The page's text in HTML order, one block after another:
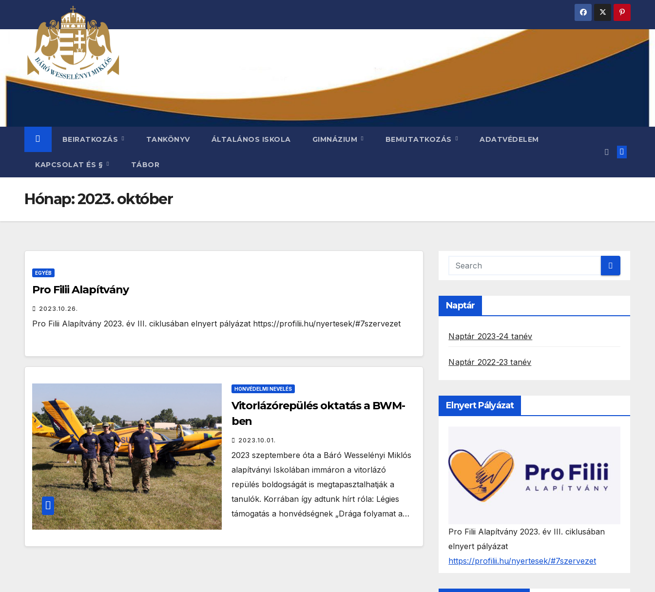
BEIRATKOZÁS TANKÖNYV ÁLTALÁNOS ISKOLA GIMNÁZIUM BEMUTATKOZÁS ADATVÉDELEM
KAPCSOLAT ÉS § TÁBOR
Hónap:2023. október
EGYÉB
Pro Filii Alapítvány
2023.10.26.
Pro Filii Alapítvány 2023. év III. ciklusában elnyert pályázat https://profilii.hu/nyertesek/#7szervezet
HONVÉDELMI NEVELÉS
Vitorlázórepülés oktatás a BWM-
ben
2023.10.01.
2023 szeptembere óta a Báró Wesselényi Miklós
alapítványi Iskolában immáron a vitorlázó
repülés boldogságát is megtapasztalhatják a
tanulók. Korrában így adtunk hírt róla: Légies
támogatás a honvédségnek „Drága folyamat a…
Naptár
Naptár 2023-24 tanév
Naptár 2022-23 tanév
Elnyert Pályázat
Pro Filii Alapítvány 2023. év III. ciklusában
elnyert pályázat
https://profilii.hu/nyertesek/#7szervezet